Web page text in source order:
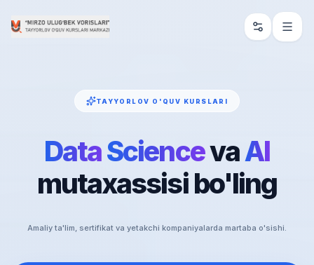
TAYYORLOV O'QUV KURSLARI
DataSciencevaAI
mutaxassisi bo'ling
Amaliy ta'lim, sertifikat va yetakchi kompaniyalarda martaba o'sishi.